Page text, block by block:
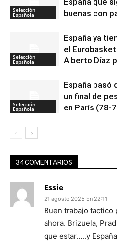
Selección
Española
España que
buenas con
Selección
Española
España ya
el
Alberto Díaz
Selección
Española
España pasó
un final de
en París (78-
34 COMENTARIOS
Essie
21 agosto 2025 En 22:11
Buen trabajo tactico
ahora. Brizuela,
que estar…..y